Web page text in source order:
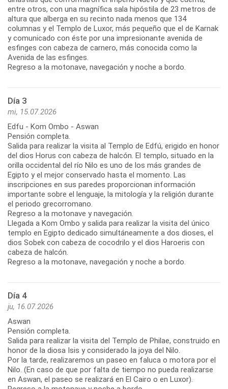
entre otros, con una magnífica sala hipóstila de 23 metros de
altura que alberga en su recinto nada menos que 134
columnas y el Templo de Luxor, más pequeño que el de Karnak
y comunicado con éste por una impresionante avenida de
esfinges con cabeza de carnero, más conocida como la
Avenida de las esfinges.
Regreso a la motonave, navegación y noche a bordo.
Día 3
mi, 15.07.2026
Edfu - Kom Ombo - Aswan
Pensión completa.
Salida para realizar la visita al Templo de Edfú, erigido en honor
del dios Horus con cabeza de halcón. El templo, situado en la
orilla occidental del río Nilo es uno de los más grandes de
Egipto y el mejor conservado hasta el momento. Las
inscripciones en sus paredes proporcionan información
importante sobre el lenguaje, la mitología y la religión durante
el periodo grecorromano.
Regreso a la motonave y navegación.
Llegada a Kom Ombo y salida para realizar la visita del único
templo en Egipto dedicado simultáneamente a dos dioses, el
dios Sobek con cabeza de cocodrilo y el dios Haroeris con
cabeza de halcón.
Regreso a la motonave, navegación y noche a bordo.
Día 4
ju, 16.07.2026
Aswan
Pensión completa.
Salida para realizar la visita del Templo de Philae, construido en
honor de la diosa Isis y considerado la joya del Nilo.
Por la tarde, realizaremos un paseo en faluca o motora por el
Nilo. (En caso de que por falta de tiempo no pueda realizarse
en Aswan, el paseo se realizará en El Cairo o en Luxor).